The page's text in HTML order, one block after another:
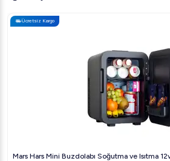
Ücretsiz Kargo
Mars Hars Mini Buzdolabı Soğutma ve Isıtma